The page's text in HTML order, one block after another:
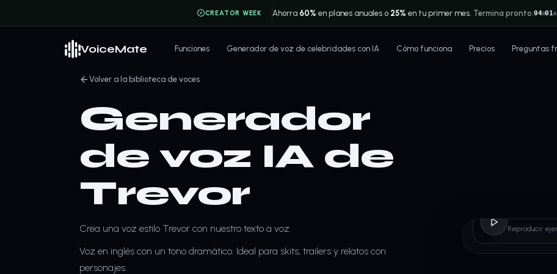
CREATOR WEEK Ahorra 60% en planes anuales o 25% en tu primer mes. Termina pronto.04D01 H
VoiceMate Funciones Generador de voz de celebridades con IA Cómo funciona Precios Preguntas
Volver a la biblioteca de voces
Generador
de voz IA de
Trevor
Crea una voz estilo Trevor con nuestro texto a voz.
Voz en inglés con un tono dramático. Ideal para skits, trailers y relatos con
personajes.
Reproducir